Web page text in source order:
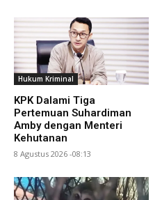
Hukum Kriminal
KPK Dalami Tiga
Pertemuan Suhardiman
Amby dengan Menteri
Kehutanan
8 Agustus 2026 -08:13